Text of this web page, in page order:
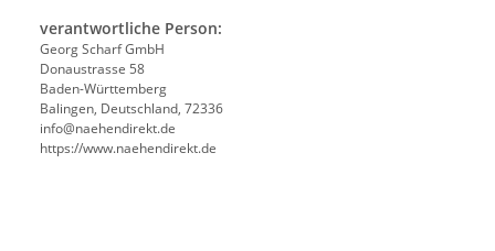
verantwortliche Person:
Georg Scharf GmbH
Donaustrasse 58
Baden-Württemberg
Balingen, Deutschland, 72336
info@naehendirekt.de
https://www.naehendirekt.de